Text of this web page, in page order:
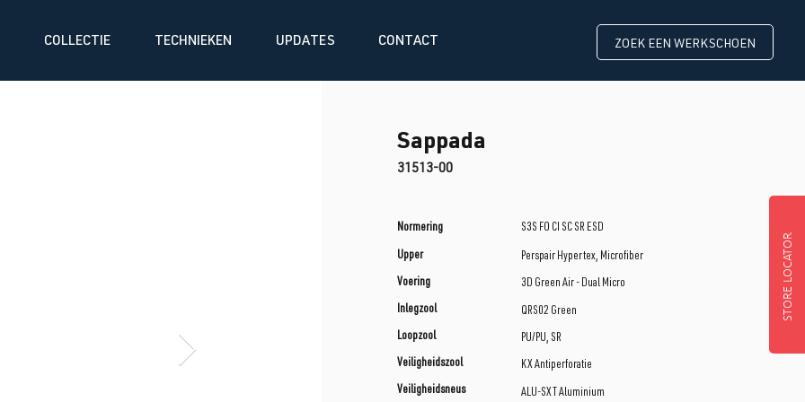
STORE LOCATOR
COLLECTIE TECHNIEKEN UPDATES CONTACT ZOEK EEN WERKSCHOEN
Sappada
31513-00
Normering S3S FO CI SC SR ESD
Upper Perspair Hypertex, Microfiber
Voering 3D Green Air - Dual Micro
Inlegzool
QRS02 Green
Loopzool
PU/PU, SR
Veiligheidszool
KX Antiperforatie
Veiligheidsneus
ALU-SXT Aluminium